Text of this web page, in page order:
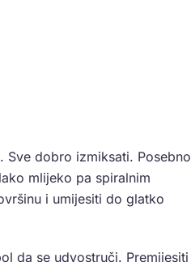
Sve dobro izmiksati. Posebno
mlijeko pa spiralnim
i umijesiti do glatko
da se udvostruči. Premijesiti